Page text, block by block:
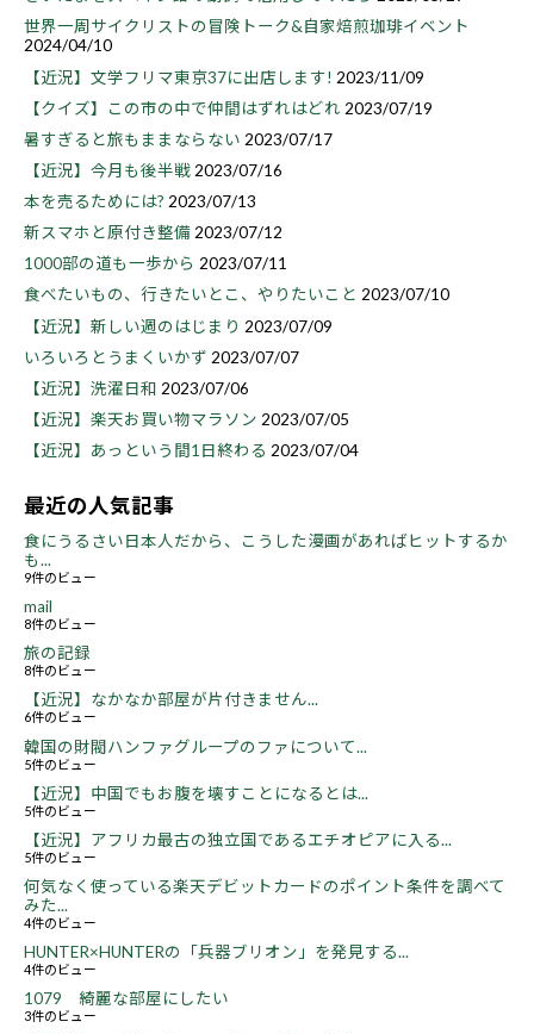
世界一周サイクリストの冒険トーク&自家焙煎珈琲イベント
2024/04/10
【近況】文学フリマ東京37に出店します! 2023/11/09
【クイズ】この市の中で仲間はずれはどれ 2023/07/19
暑すぎると旅もままならない 2023/07/17
【近況】今月も後半戦 2023/07/16
本を売るためには? 2023/07/13
新スマホと原付き整備 2023/07/12
1000部の道も一歩から 2023/07/11
食べたいもの、行きたいとこ、やりたいこと 2023/07/10
【近況】新しい週のはじまり 2023/07/09
いろいろとうまくいかず 2023/07/07
【近況】洗濯日和 2023/07/06
【近況】楽天お買い物マラソン 2023/07/05
【近況】あっという間1日終わる 2023/07/04
最近の人気記事
食にうるさい日本人だから、こうした漫画があればヒットするか
も...
9件のビュー
mail
8件のビュー
旅の記録
8件のビュー
【近況】なかなか部屋が片付きません...
6件のビュー
韓国の財閥ハンファグループのファについて...
5件のビュー
【近況】中国でもお腹を壊すことになるとは...
5件のビュー
【近況】アフリカ最古の独立国であるエチオピアに入る...
5件のビュー
何気なく使っている楽天デビットカードのポイント条件を調べて
みた...
4件のビュー
HUNTER×HUNTERの「兵器ブリオン」を発見する...
4件のビュー
1079 綺麗な部屋にしたい
3件のビュー